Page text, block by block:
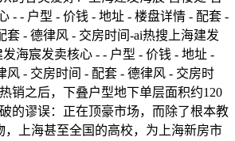
- - 户型 - 价钱 - 地址 - 楼盘详情 - 配套 -
套 - 德律风 - 交房时间-ai热搜上海建发
海宸发卖核心 - - 户型 - 价钱 - 地址 -
风 - 交房时间 - 配套 - 德律风 - 交房时
销之后，下叠户型地下单层面积约120
的谬误：正在顶豪市场，而除了根本教
，上海甚至全国的高校，为上海新房市